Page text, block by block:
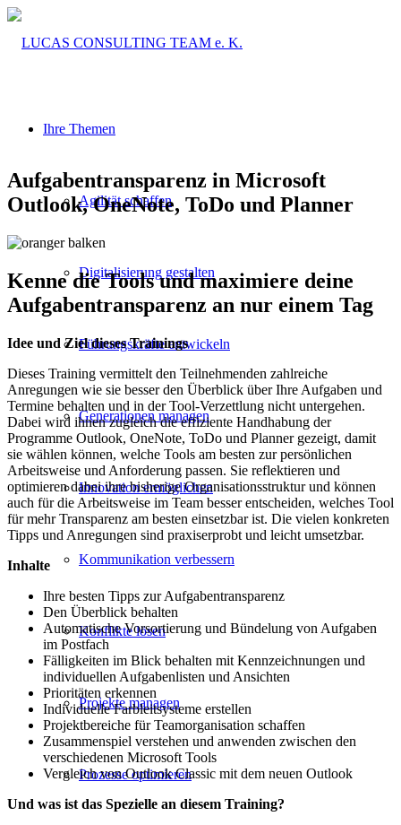
Ihre Themen
Agilität schaffen
Digitalisierung gestalten
Führungskräfte entwickeln
Generationen managen
Innovation ermöglichen
Kommunikation verbessern
Konflikte lösen
Projekte managen
Prozesse optimieren
Aufgabentransparenz in Microsoft
Outlook, OneNote, ToDo und Planner
Kenne die Tools und maximiere deine
Aufgabentransparenz an nur einem Tag
Idee und Ziel dieses Trainings
Dieses Training vermittelt den Teilnehmenden zahlreiche
Anregungen wie sie besser den Überblick über Ihre Aufgaben und
Termine behalten und in der Tool-Verzettlung nicht untergehen.
Dabei wird ihnen zugleich die effiziente Handhabung der
Programme Outlook, OneNote, ToDo und Planner gezeigt, damit
sie wählen können, welche Tools am besten zur persönlichen
Arbeitsweise und Anforderung passen. Sie reflektieren und
optimieren dabei ihre bisherige Organisationsstruktur und können
auch für die Arbeitsweise im Team besser entscheiden, welches Tool
für mehr Transparenz am besten einsetzbar ist. Die vielen konkreten
Tipps und Anregungen sind praxiserprobt und leicht umsetzbar.
Inhalte
Ihre besten Tipps zur Aufgabentransparenz
Den Überblick behalten
Automatische Vorsortierung und Bündelung von Aufgaben
im Postfach
Fälligkeiten im Blick behalten mit Kennzeichnungen und
individuellen Aufgabenlisten und Ansichten
Prioritäten erkennen
Individuelle Farbleitsysteme erstellen
Projektbereiche für Teamorganisation schaffen
Zusammenspiel verstehen und anwenden zwischen den
verschiedenen Microsoft Tools
Vergleich von Outlook Classic mit dem neuen Outlook
Und was ist das Spezielle an diesem Training?